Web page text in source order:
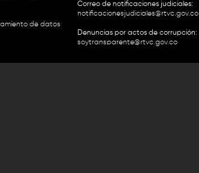
de datos
Correo de notificaciones judiciales:
notificacionesjudiciales@rtvc.gov.co
Denuncias por actos de corrupción:
soytransparente@rtvc.gov.co